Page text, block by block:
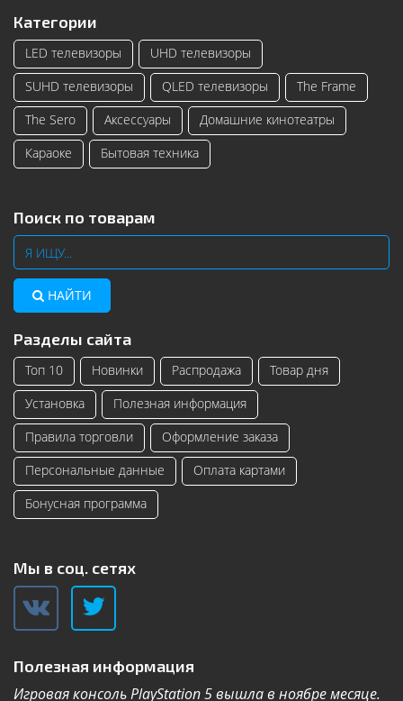
Категории
LED телевизоры
UHD телевизоры
SUHD телевизоры
QLED телевизоры
The Frame
The Sero
Аксессуары
Домашние кинотеатры
Караоке
Бытовая техника
Поиск по товарам
НАЙТИ
Разделы сайта
Топ 10 Новинки Распродажа
Товар дня
Установка
Полезная информация
Правила торговли
Оформление заказа
Персональные данные
Оплата картами
Бонусная программа
Мы в соц. сетях
Полезная информация
Игровая консоль PlayStation 5 вышла в ноябре месяце.